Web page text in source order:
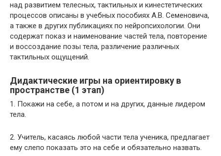
над развитием телесных, тактильных и кинестетических
процессов описаны в учебных пособиях А.В. Семеновича,
а также в других публикациях по нейропсихологии. Они
содержат показ и наименование частей тела, повторение
и воссоздание позы тела, различение различных
тактильных ощущений.
Дидактические игры на ориентировку в
пространстве (1 этап)
1. Покажи на себе, а потом и на других, данные лидером
тела.
2. Учитель, касаясь любой части тела ученика, предлагает
ему слепо показать это на себе и обязательно назвать.